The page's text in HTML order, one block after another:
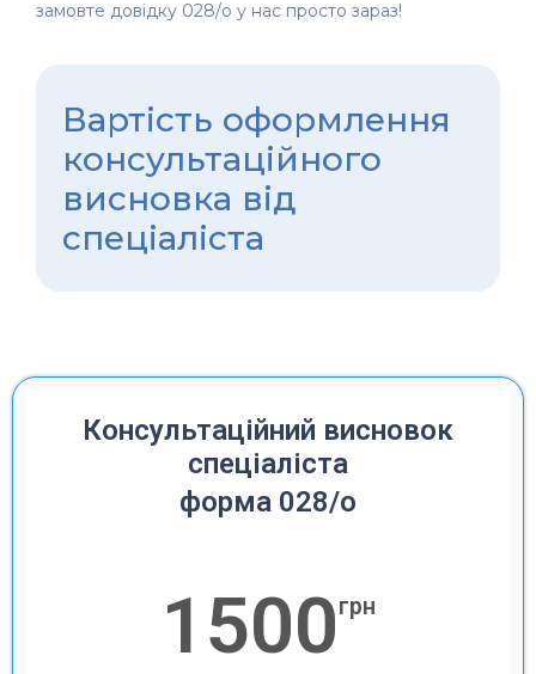
замовте довідку 028/о у нас просто зараз!
Вартість оформлення
консультаційного
висновка від
спеціаліста
Консультаційний висновок
спеціаліста
форма 028/о
1500грн